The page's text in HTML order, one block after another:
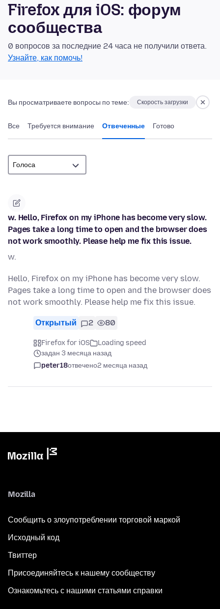
Firefox для iOS: форум
сообщества
0 вопросов за последние 24 часа не получили ответа.
Узнайте, как помочь!
Вы просматриваете вопросы по теме: Скорость загрузки
Все Требуется внимание Отвеченные Готово
w. Hello, Firefox on my iPhone has become very slow.
Pages take a long time to open and the browser does
not work smoothly. Please help me fix this issue.
w.
Hello, Firefox on my iPhone has become very slow.
Pages take a long time to open and the browser does
not work smoothly. Please help me fix this issue.
Открытый 2 80
Firefox for iOS
Loading speed
задан 3 месяца назад
peter18отвечено2 месяца назад
Mozilla
Сообщить о злоупотреблении торговой маркой
Исходный код
Твиттер
Присоединяйтесь к нашему сообществу
Ознакомьтесь с нашими статьями справки